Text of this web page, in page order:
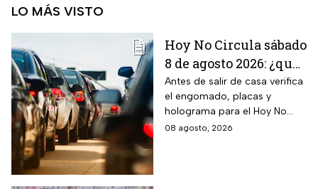
LO MÁS VISTO
Hoy No Circula sábado
8 de agosto 2026: ¿qué
autos no circulan en
CDMX y Edomex?
Antes de salir de casa verifica
el engomado, placas y
holograma para el Hoy No
Circula de este sábado
08 agosto, 2026